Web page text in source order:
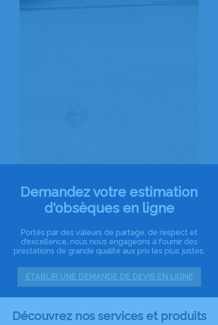
Demandez votre estimation
d'obsèques en ligne
Portés par des valeurs de partage, de respect et
d’excellence, nous nous engageons à fournir des
prestations de grande qualité aux prix les plus justes.
ÉTABLIR UNE DEMANDE DE DEVIS EN LIGNE
Découvrez nos services et produits